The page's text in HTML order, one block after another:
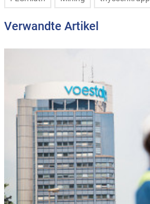
Verwandte Artikel